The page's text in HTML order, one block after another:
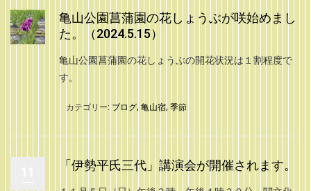
亀山公園菖蒲園の花しょうぶが咲始めまし
た。（2024.5.15）
亀山公園菖蒲園の花しょうぶの開花状況は１割程度で
す。
カテゴリー: ブログ, 亀山宿, 季節
「伊勢平氏三代」講演会が開催されます。